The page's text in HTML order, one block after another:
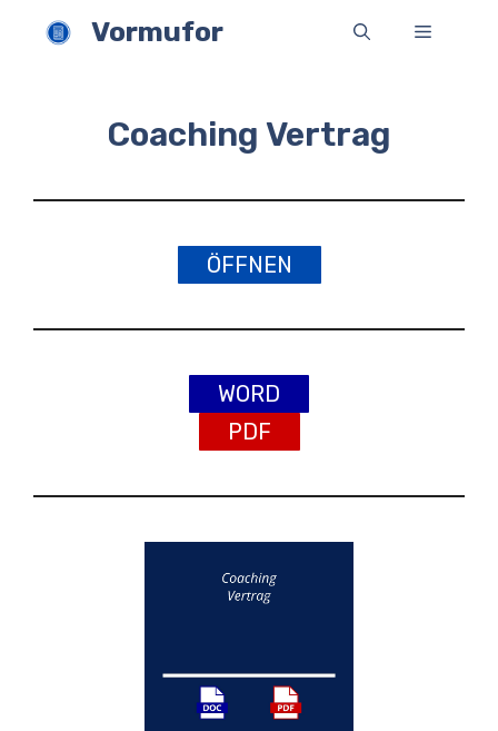
Inhalt
Vormufor Menü
Coaching Vertrag
ÖFFNEN
WORD
PDF